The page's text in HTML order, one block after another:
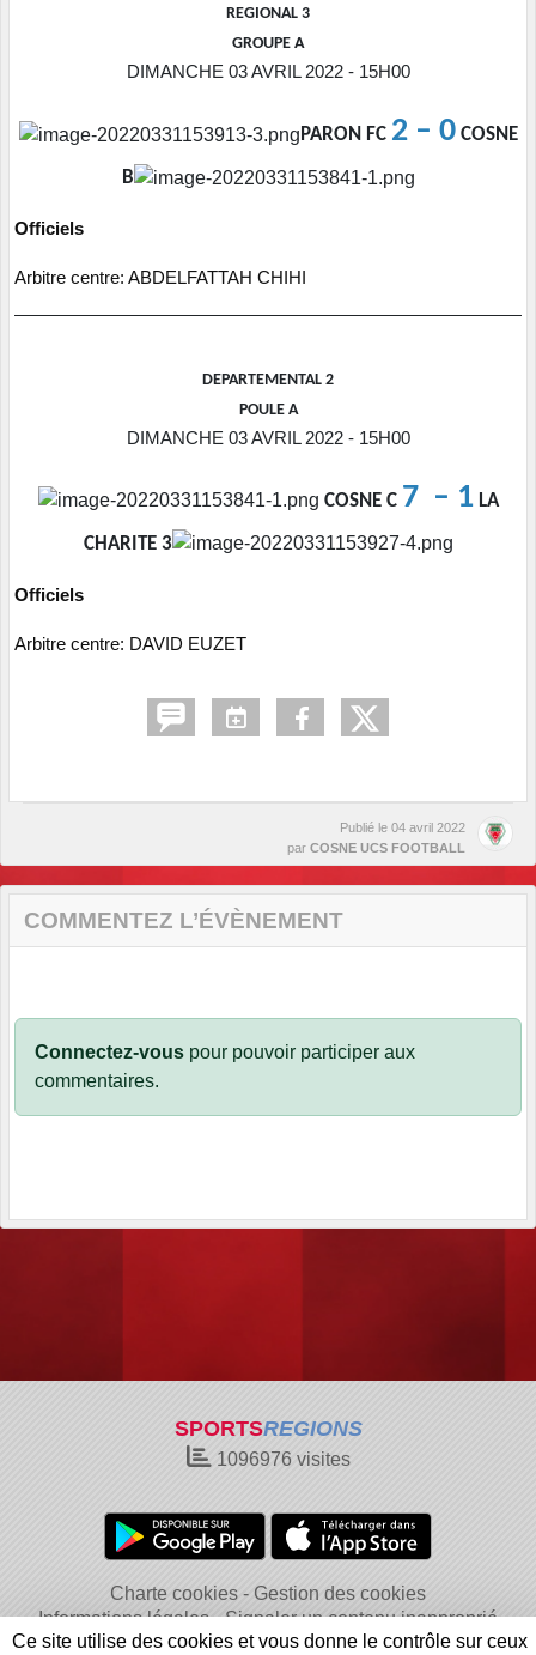
REGIONAL 3
GROUPE A
DIMANCHE 03 AVRIL 2022 - 15H00
PARON FC 2 – 0COSNE
B
Officiels
Arbitre centre: ABDELFATTAH CHIHI
DEPARTEMENTAL 2
POULE A
DIMANCHE 03 AVRIL 2022 - 15H00
COSNE C 7 – 1LA
CHARITE 3
Officiels
Arbitre centre: DAVID EUZET
Publié le 04 avril 2022
par COSNE UCS FOOTBALL
COMMENTEZ L’ÉVÈNEMENT
Connectez-vous pour pouvoir participer aux
commentaires.
SPORTSREGIONS
1096976 visites
Charte cookies
Gestion des cookies
Informations légales
Signaler un contenu inapproprié
Ce site utilise des cookies et vous donne le contrôle sur ceux